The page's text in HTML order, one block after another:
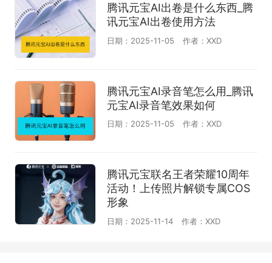
腾讯元宝AI出卷是什么东西_腾
讯元宝AI出卷使用方法
日期：2025-11-05 作者：XXD
腾讯元宝AI录音笔怎么用_腾讯
元宝AI录音笔效果如何
日期：2025-11-05 作者：XXD
腾讯元宝联名王者荣耀10周年
活动！上传照片解锁专属COS
形象
日期：2025-11-14 作者：XXD